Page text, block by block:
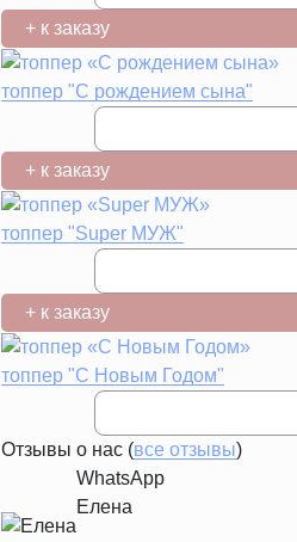
+ к заказу
топпер "С рождением сына"
+ к заказу
топпер "Super МУЖ"
+ к заказу
топпер "С Новым Годом"
Отзывы о нас (все отзывы)
WhatsApp
Елена